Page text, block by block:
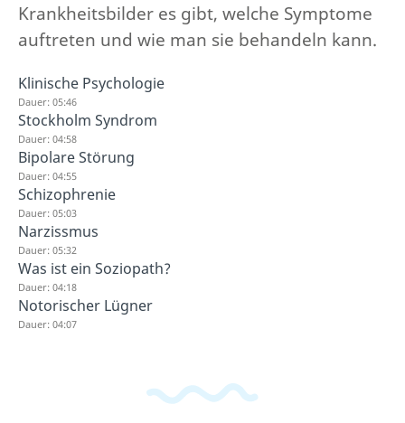
Krankheitsbilder es gibt, welche Symptome
auftreten und wie man sie behandeln kann.
Klinische Psychologie
Dauer: 05:46
Stockholm Syndrom
Dauer: 04:58
Bipolare Störung
Dauer: 04:55
Schizophrenie
Dauer: 05:03
Narzissmus
Dauer: 05:32
Was ist ein Soziopath?
Dauer: 04:18
Notorischer Lügner
Dauer: 04:07